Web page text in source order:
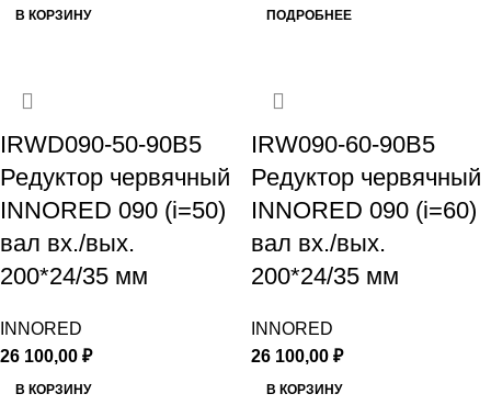
В КОРЗИНУ ПОДРОБНЕЕ
IRWD090-50-90B5
Редуктор червячный
INNORED 090 (i=50)
вал вх./вых.
200*24/35 мм
INNORED
26 100,00 ₽
В КОРЗИНУ
IRW090-60-90B5
Редуктор червячный
INNORED 090 (i=60)
вал вх./вых.
200*24/35 мм
INNORED
26 100,00 ₽
В КОРЗИНУ